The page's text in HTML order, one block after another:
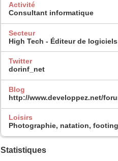
Activité
Consultant informatique
Secteur
High Tech - Éditeur de logiciels
Twitter
dorinf_net
Blog
http://www.developpez.net/
Loisirs
Photographie, natation,
Statistiques